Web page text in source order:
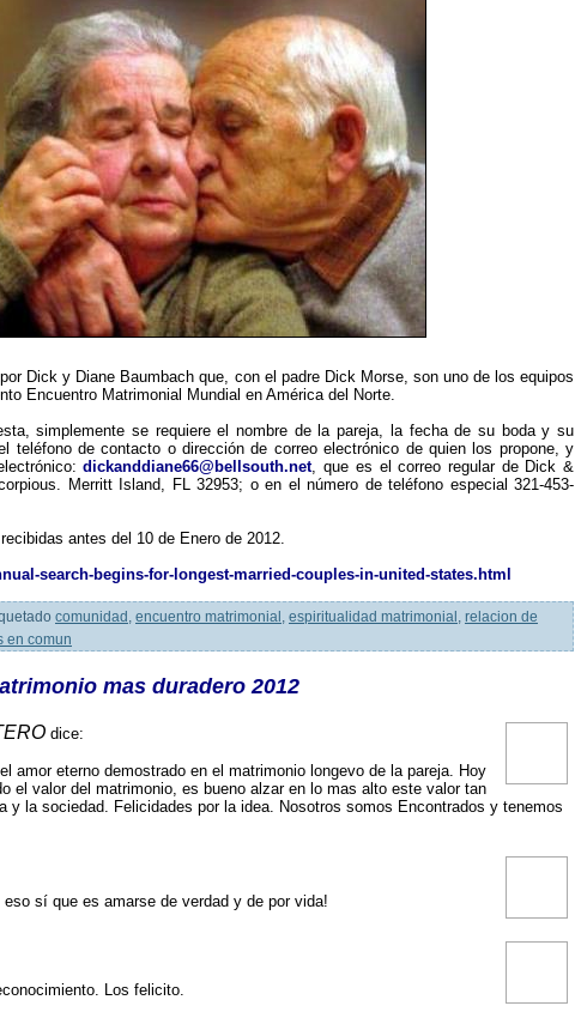
Dick y Diane Baumbach que, con el padre Dick Morse, son uno de los equipos
Encuentro Matrimonial Mundial en América del Norte.
simplemente se requiere el nombre de la pareja, la fecha de su boda y su
teléfono de contacto o dirección de correo electrónico de quien los propone, y
dickanddiane66@bellsouth.net, que es el correo regular de Dick &
Merritt Island, FL 32953; o en el número de teléfono especial 321-453-
antes del 10 de Enero de 2012.
search-begins-for-longest-married-couples-in-united-states.html
comunidad , encuentro matrimonial , espiritualidad matrimonial , relacion de
en comun
mas duradero 2012
dice:
amor eterno demostrado en el matrimonio longevo de la pareja. Hoy
el valor del matrimonio, es bueno alzar en lo mas alto este valor tan
y la sociedad. Felicidades por la idea. Nosotros somos Encontrados y tenemos
sí que es amarse de verdad y de por vida!
Los felicito.